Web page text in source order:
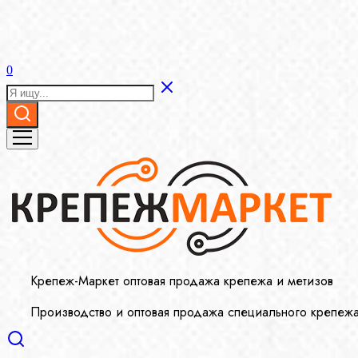
0
Крепеж-Маркет оптовая продажа крепежа и метизов
Производство и оптовая продажа специального